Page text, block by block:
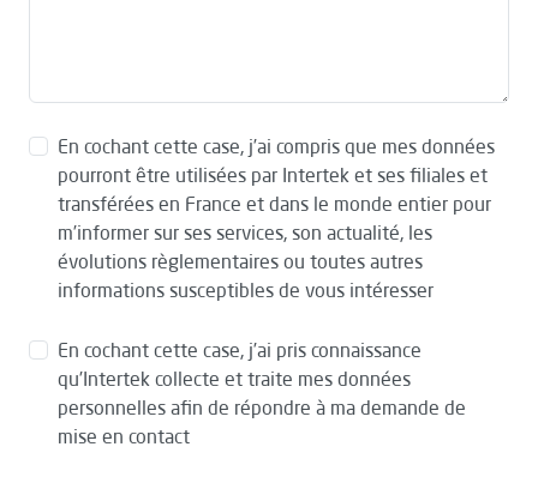
En cochant cette case, j’ai compris que mes données
pourront être utilisées par Intertek et ses filiales et
transférées en France et dans le monde entier pour
m’informer sur ses services, son actualité, les
évolutions règlementaires ou toutes autres
informations susceptibles de vous intéresser
En cochant cette case, j’ai pris connaissance
qu’Intertek collecte et traite mes données
personnelles afin de répondre à ma demande de
mise en contact